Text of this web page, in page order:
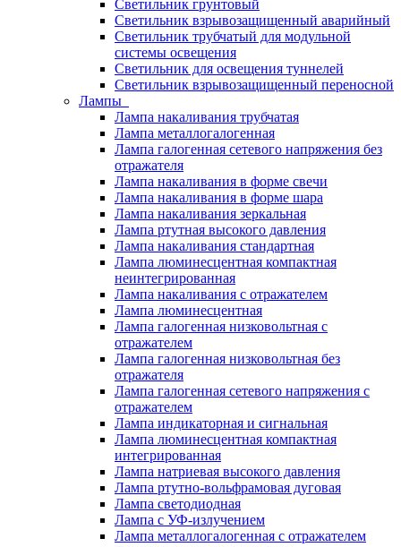
Светильник грунтовый
Светильник взрывозащищенный аварийный
Светильник трубчатый для модульной
системы освещения
Светильник для освещения туннелей
Светильник взрывозащищенный переносной
Лампы
Лампа накаливания трубчатая
Лампа металлогалогенная
Лампа галогенная сетевого напряжения без
отражателя
Лампа накаливания в форме свечи
Лампа накаливания в форме шара
Лампа накаливания зеркальная
Лампа ртутная высокого давления
Лампа накаливания стандартная
Лампа люминесцентная компактная
неинтегрированная
Лампа накаливания с отражателем
Лампа люминесцентная
Лампа галогенная низковольтная с
отражателем
Лампа галогенная низковольтная без
отражателя
Лампа галогенная сетевого напряжения с
отражателем
Лампа индикаторная и сигнальная
Лампа люминесцентная компактная
интегрированная
Лампа натриевая высокого давления
Лампа ртутно-вольфрамовая дуговая
Лампа светодиодная
Лампа с УФ-излучением
Лампа металлогалогенная с отражателем